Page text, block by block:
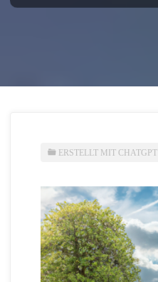
ERSTELLT MIT CHATGPT